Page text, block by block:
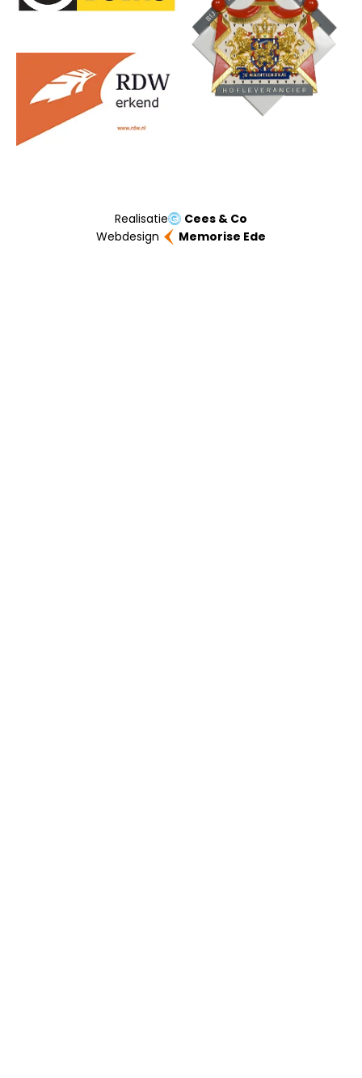
Realisatie
Cees & Co
Webdesign
Memorise Ede